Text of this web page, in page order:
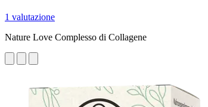
1 valutazione
Nature Love Complesso di Collagene